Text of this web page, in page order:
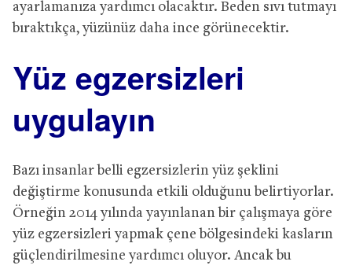
ayarlamanıza yardımcı olacaktır. Beden sıvı tutmayı
bıraktıkça, yüzünüz daha ince görünecektir.
Yüz egzersizleri
uygulayın
Bazı insanlar belli egzersizlerin yüz şeklini
değiştirme konusunda etkili olduğunu belirtiyorlar.
Örneğin 2014 yılında yayınlanan bir çalışmaya göre
yüz egzersizleri yapmak çene bölgesindeki kasların
güçlendirilmesine yardımcı oluyor. Ancak bu